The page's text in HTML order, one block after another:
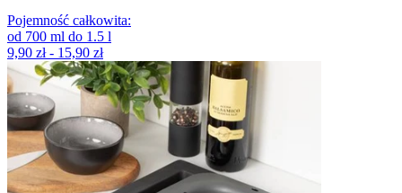
Pojemność całkowita:
od 700 ml do 1.5 l
9,90 zł - 15,90 zł